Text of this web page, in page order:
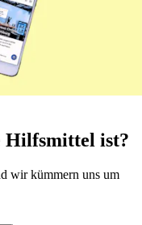
Hilfsmittel ist?
wir kümmern uns um